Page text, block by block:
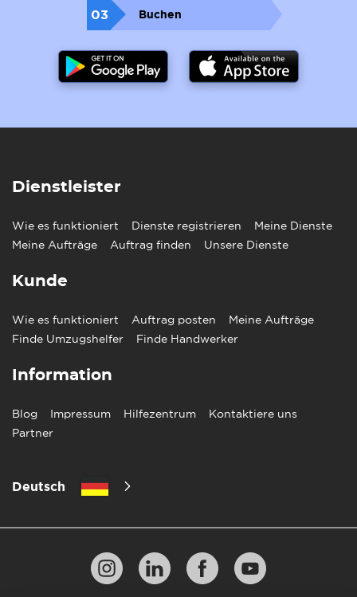
03 Buchen
Dienstleister
Wie es funktioniert Dienste registrieren
Meine Dienste
Meine Aufträge
Auftrag finden Unsere Dienste
Kunde
Wie es funktioniert Auftrag posten
Meine Aufträge
Finde Umzugshelfer
Finde Handwerker
Information
Blog Impressum Hilfezentrum
Kontaktiere uns
Partner
Deutsch